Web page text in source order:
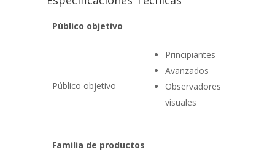
Público objetivo
Público objetivo
Principiantes
Avanzados
Observadores
visuales
Familia de productos